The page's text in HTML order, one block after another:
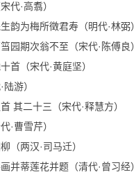
代·高翥）
韵为梅所徵君寿（明代·林弼）
园期次翁不至（宋代·陈傅良）
首（宋代·黄庭坚）
游）
其二十三（宋代·释慧方）
·曹雪芹）
（两汉·司马迁）
并蒂莲花并题（清代·曾习经）